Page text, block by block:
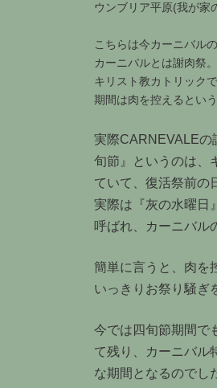
ウンブリア平原(我が
こちらは今カーニバルの
カーニバルとは謝肉祭
キリスト教カトリック
期間は肉を控えるとい
実際CARNEVALEの
旬節』というのは、
ていて、復活祭前の
実際は『灰の水曜日
呼ばれ、カーニバル
簡単に言うと、肉を
いっきりお祭り騒ぎ
今では四旬節期間で
て残り、カーニバル
な期間となるのでし